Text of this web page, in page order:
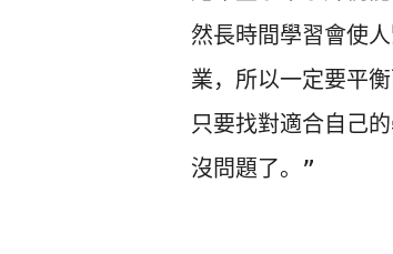
然長時間學習會使
業， 所以一定要平
只要找對適合自己
沒問題了。”